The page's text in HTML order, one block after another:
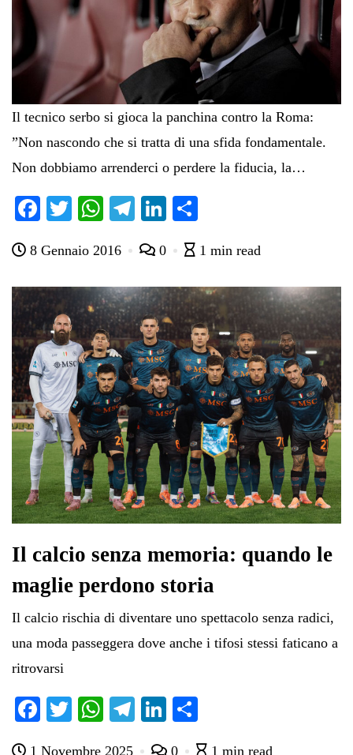
Il tecnico serbo si gioca la panchina contro la Roma:
”Non nascondo che si tratta di una sfida fondamentale.
Non dobbiamo arrenderci o perdere la fiducia, la…
Fa
bo
ok
T
tte
r
W
ts
A
pp
Te
gr
a
m
Li
ed
In
di
vi
di
8 Gennaio 2016 0 1 min read
Il calcio senza memoria: quando le
maglie perdono storia
Il calcio rischia di diventare uno spettacolo senza radici,
una moda passeggera dove anche i tifosi stessi faticano a
ritrovarsi
Fa T
W
Te
Li
1 Novembre 2025 0 1 min read